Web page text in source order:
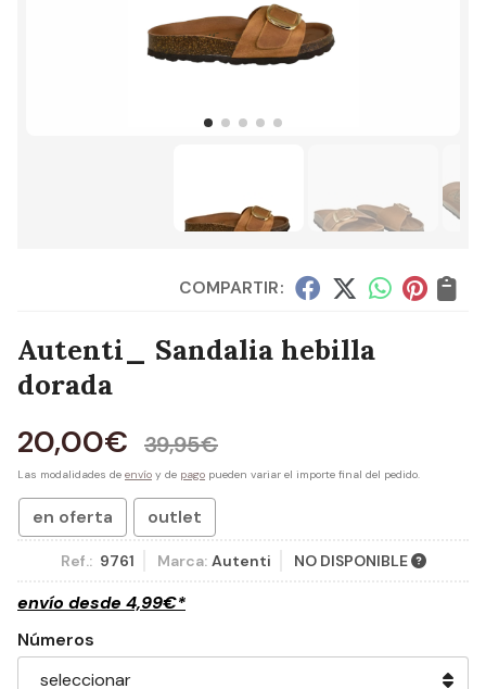
COMPARTIR:
Autenti_ Sandalia hebilla
dorada
20,00€ 39,95€
Las modalidades de envío y de pago pueden variar el importe final del pedido.
en oferta outlet
Ref.: 9761 Marca: Autenti NO DISPONIBLE
envío desde 4,99€*
Números